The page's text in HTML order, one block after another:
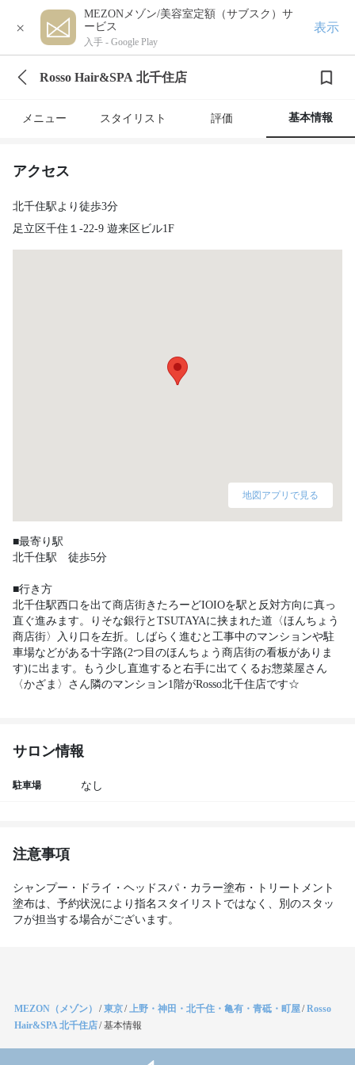
×
MEZONメゾン/美容室定額（サブスク）サ
ービス
入手 - Google Play
表示
Rosso Hair&SPA 北千住店
メニュー スタイリスト 評価 基本情報
アクセス
北千住駅より徒歩3分
足立区千住１-22-9 遊来区ビル1F
地図アプリで見る
■最寄り駅
北千住駅　徒歩5分
■行き方
北千住駅西口を出て商店街きたろーどIOIOを駅と反対方向に真っ
直ぐ進みます。りそな銀行とTSUTAYAに挟まれた道〈ほんちょう
商店街〉入り口を左折。しばらく進むと工事中のマンションや駐
車場などがある十字路(2つ目のほんちょう商店街の看板がありま
す)に出ます。もう少し直進すると右手に出てくるお惣菜屋さん
〈かざま〉さん隣のマンション1階がRosso北千住店です☆
サロン情報
駐車場 なし
注意事項
シャンプー・ドライ・ヘッドスパ・カラー塗布・トリートメント
塗布は、予約状況により指名スタイリストではなく、別のスタッ
フが担当する場合がございます。
MEZON（メゾン） /東京/上野・神田・北千住・亀有・青砥・町屋/Rosso
Hair&SPA 北千住店/基本情報